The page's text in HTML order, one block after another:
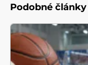
Podobné články